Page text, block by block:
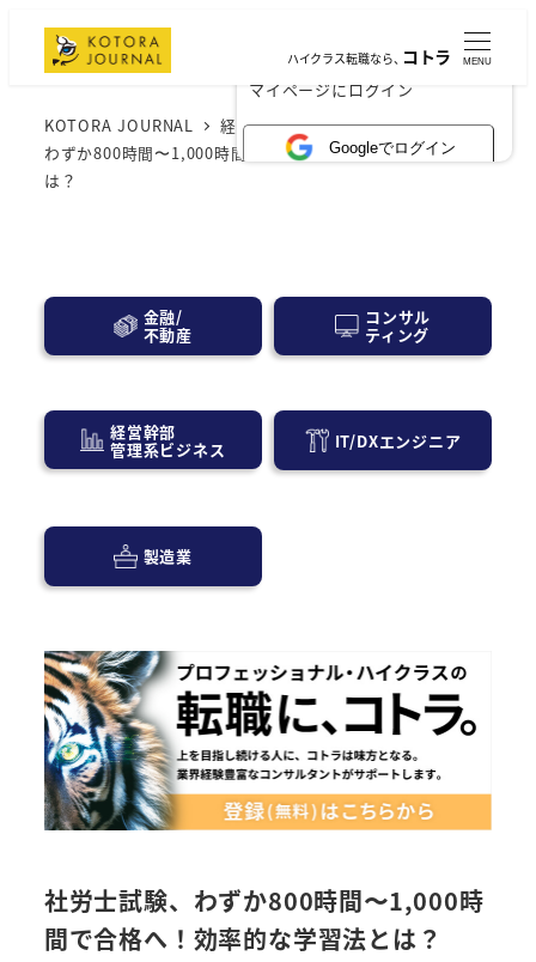
×
マイページにログイン
Googleでログイン
ハイクラス転職なら、コトラ MENU
KOTORA JOURNAL 経営層・事業会社
社労士試験、
わずか800時間〜1,000時間で合格へ！効率的な学習法と
は？
金融/
不動産
コンサル
ティング
経営幹部
管理系ビジネス IT/DXエンジニア
製造業
社労士試験、わずか800時間〜1,000時
間で合格へ！効率的な学習法とは？